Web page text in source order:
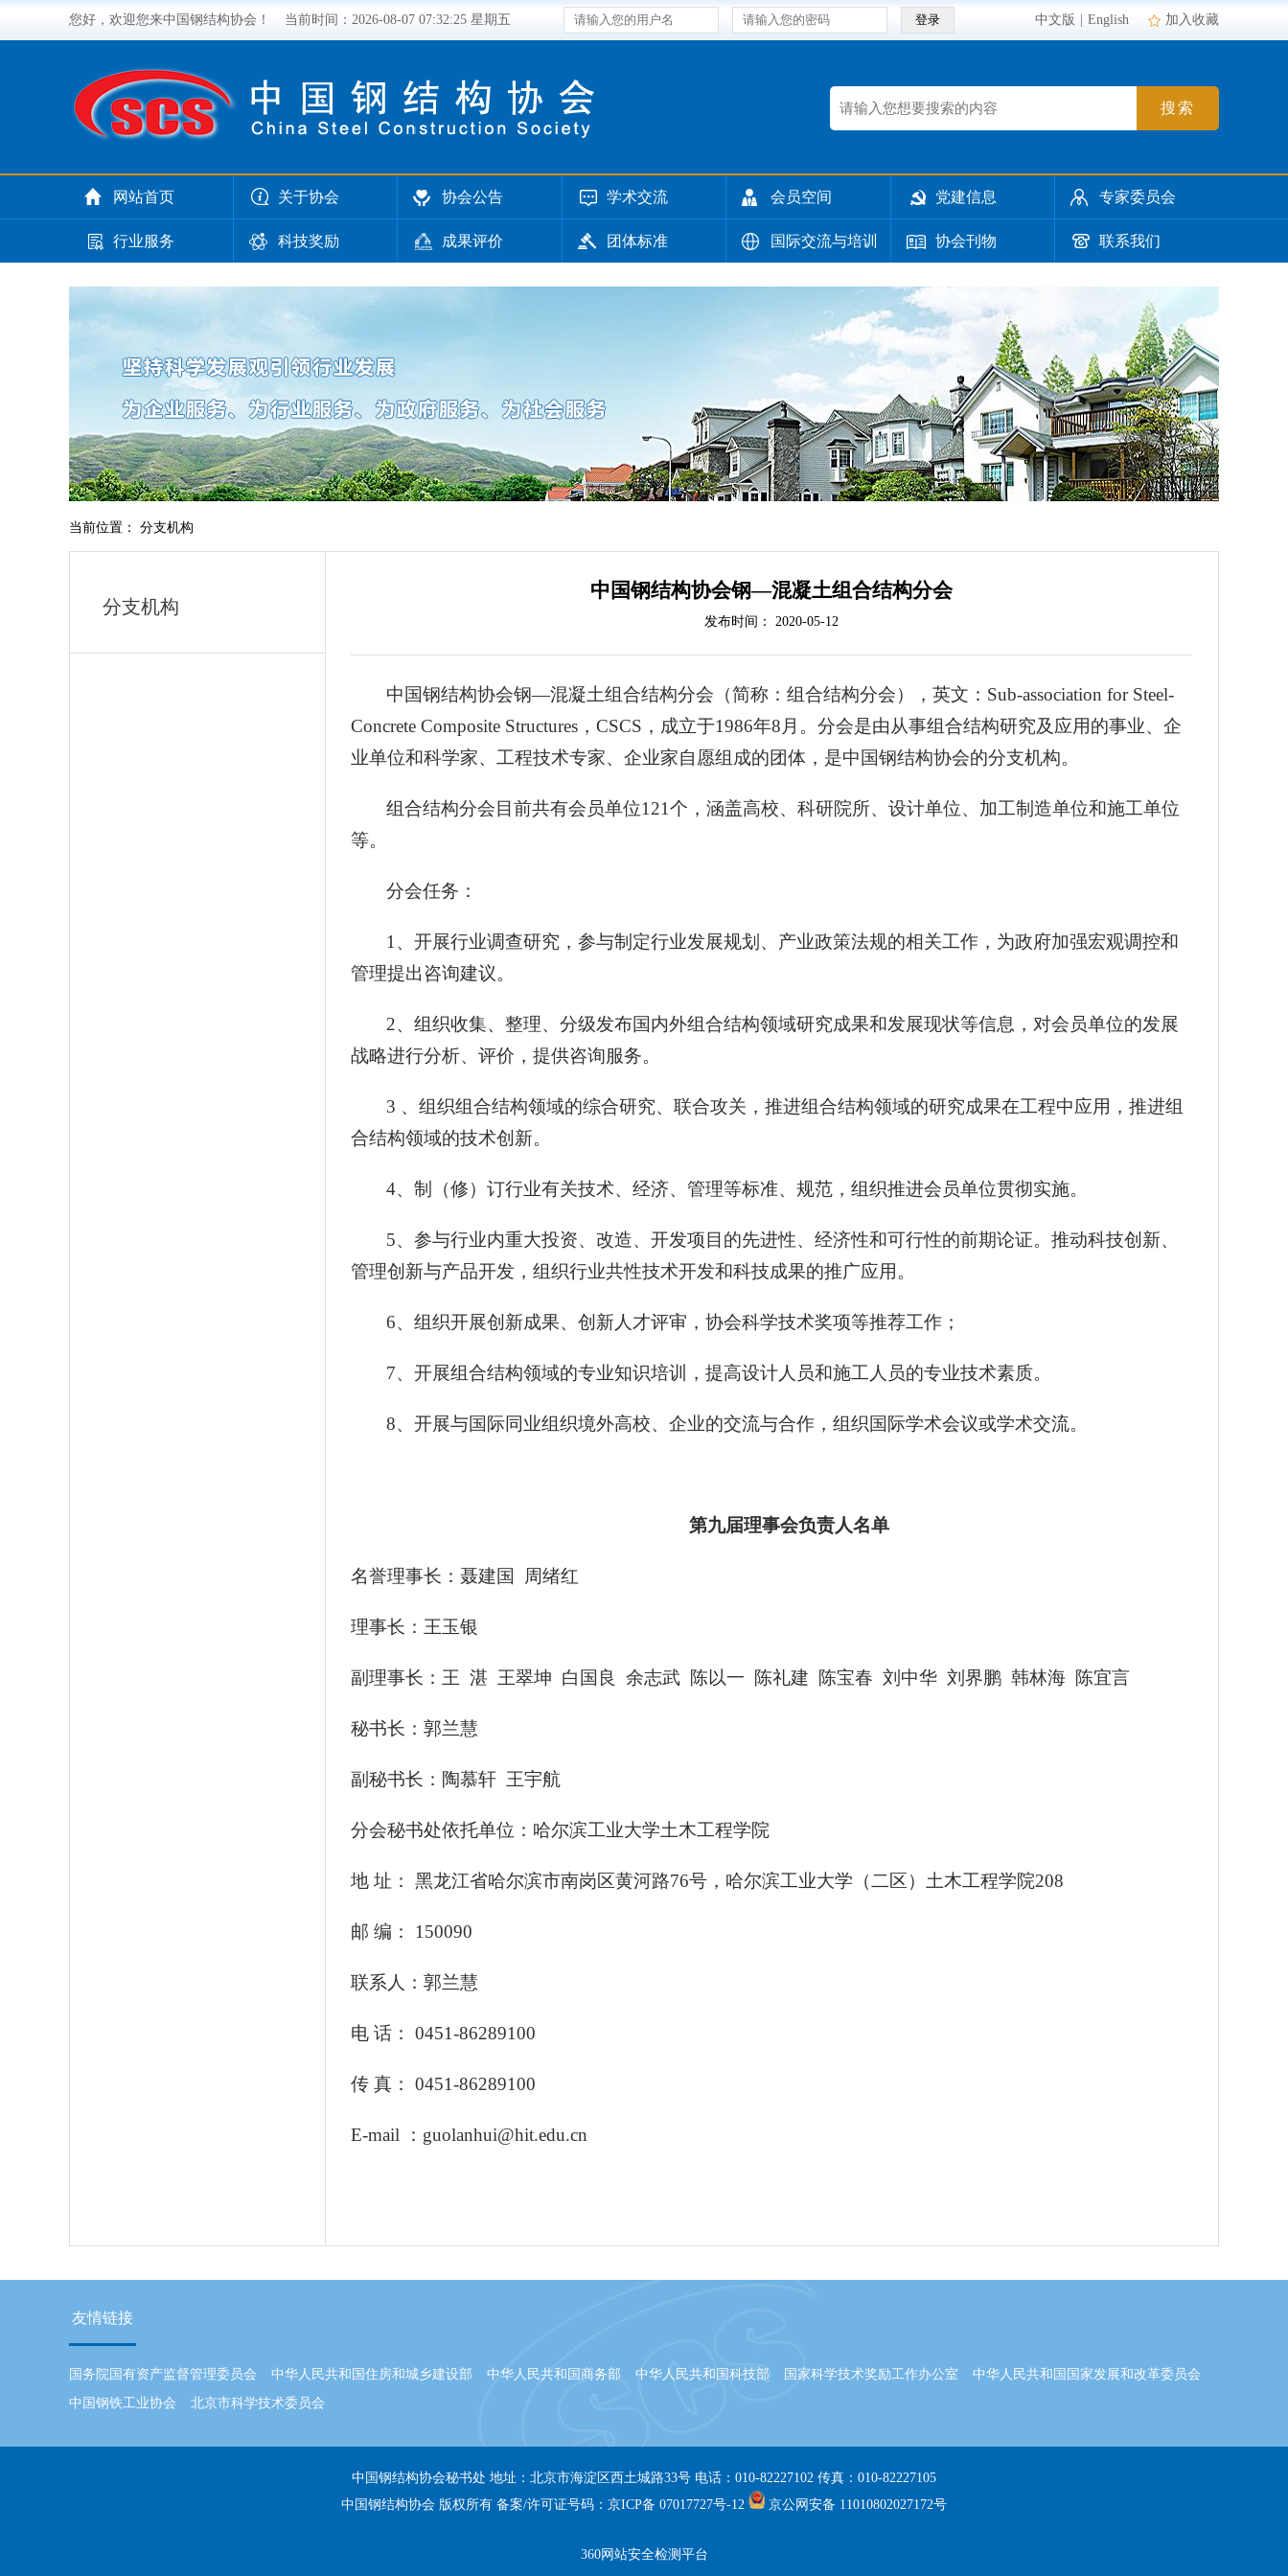
您好，欢迎您来中国钢结构协会！ 当前时间： 2026-08-07 07:32:26 星期五 登录 中文版 English 加入收藏
搜索
网站首页 关于协会 协会公告 学术交流 会员空间 党建信息 专家委员会
行业服务 科技奖励 成果评价 团体标准 国际交流与培训 协会刊物 联系我们
当前位置： 分支机构
分支机构
中国钢结构协会钢—混凝土组合结构分会
发布时间： 2020-05-12
中国钢结构协会钢—混凝土组合结构分会 （简称：组合结构分会），英文：Sub-association for Steel-
Concrete Composite Structures，CSCS，成立于1986年8月。分会是由从事组合结构研究及应用的事业、企
业单位和科学家、工程技术专家、企业家自愿组成的团体，是中国钢结构协会的分支机构。
组合结构分会目前共有会员单位121个， 涵盖高校、科研院所、设计单位、加工制造单位和施工单位
等。
分会任务：
1 、开展行业调查研究，参与制定行业发展规划、产业政策法规的相关工作，为政府加强宏观调控和
管理提出咨询建议。
2、组织收集、整理、分级发布国内外组合结构领域研究成果和发展现状等信息，对会员单位的发展
战略进行分析、评价，提供咨询服务。
3 、组织组合结构领域的综合研究、联合攻关， 推进组合结构领域的研究成果在工程中应用，推进组
合结构领域的技术创新。
4、制（修）订行业有关技术、经济、管理等标准、规范，组织推进会员单位贯彻实施。
5、参与行业内重大投资、改造、开发项目的先进性、经济性和可行性的前期论证。推动科技创新、
管理创新与产品开发，组织行业共性技术开发和科技成果的推广应用。
6、 组织开展创新成果、创新人才评审，协会科学技术奖项等推荐工作；
7、开展组合结构领域的专业知识培训，提高设计人员和施工人员的专业技术素质。
8、开展与国际同业组织境外高校、企业的交流与合作，组织国际学术会议或学术交流。
第九届理事会负责人名单
名誉理事长：聂建国 周绪红
理事长：王玉银
副理事长：王 湛 王翠坤 白国良 余志武 陈以一 陈礼建 陈宝春 刘中华 刘界鹏 韩林海 陈宜言
秘书长：郭兰慧
副秘书长：陶慕轩 王宇航
分会秘书处依托单位：哈尔滨工业大学土木工程学院
地 址： 黑龙江省哈尔滨市南岗区黄河路76号，哈尔滨工业大学（二区）土木工程学院208
邮 编： 150090
联系人：郭兰慧
电 话： 0451-86289100
传 真： 0451-86289100
E-mail ：guolanhui@hit.edu.cn
友情链接
国务院国有资产监督管理委员会 中华人民共和国住房和城乡建设部 中华人民共和国商务部 中华人民共和国科技部 国家科学技术奖励工作办公室
中华人民共和国国家发展和改革委员会
中国钢铁工业协会
北京市科学技术委员会
中国钢结构协会秘书处 地址：北京市海淀区西土城路33号 电话：010-82227102 传真：010-82227105
中国钢结构协会 版权所有 备案/许可证号码：京ICP备 07017727号-12
京公网安备 11010802027172号
360网站安全检测平台